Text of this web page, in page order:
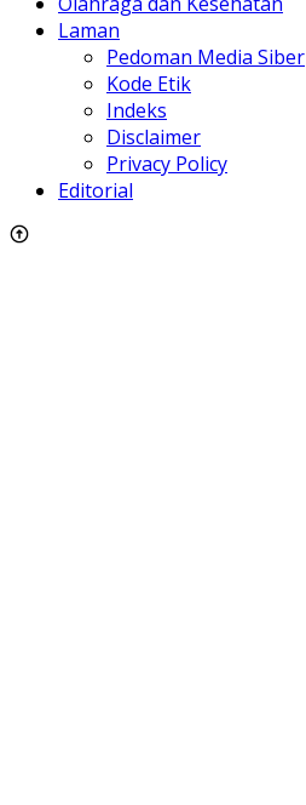
Laman
Pedoman Media Siber
Kode Etik
Indeks
Disclaimer
Privacy Policy
Editorial